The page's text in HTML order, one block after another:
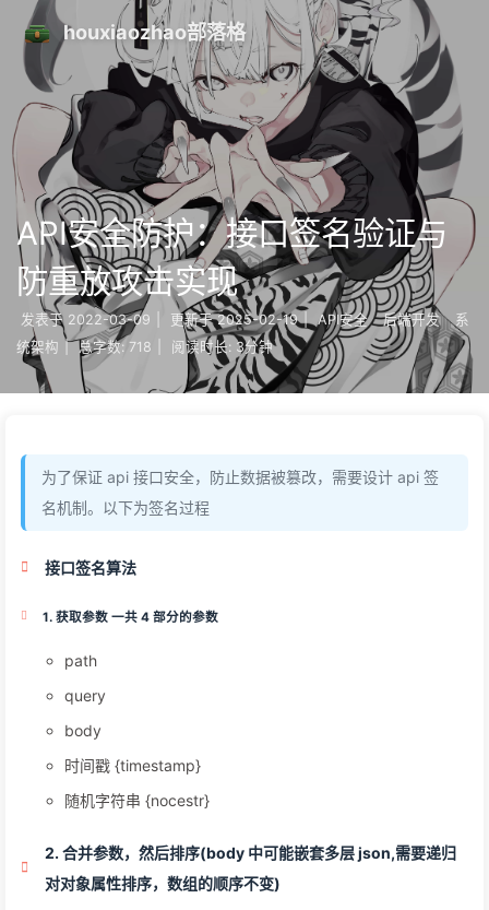
houxiaozhao部落格
API安全防护：接口签名验证与
防重放攻击实现
发表于 2022-03-09 更新于 2025-02-19 | API安全 后端开发
系
统架构 | 总字数: 718 阅读时长: 3分钟
为了保证 api 接口安全，防止数据被篡改，需要设计 api 签
名机制。以下为签名过程
接口签名算法
1. 获取参数 一共 4 部分的参数
path
query
body
时间戳 {timestamp}
随机字符串 {nocestr}
2. 合并参数，然后排序(body 中可能嵌套多层 json,需要递归
对对象属性排序，数组的顺序不变)